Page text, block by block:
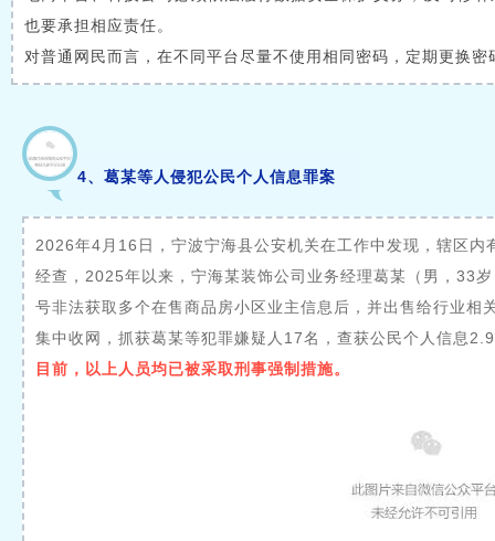
也要承担相应责任。
对普通网民而言，在不同平台尽量不使用相同密码，定期更换密
4、葛某等人侵犯公民个人信息罪案
2026年4月16日，宁波宁海县公安机关在工作中发现，辖区内
经查，2025年以来，宁海某装饰公司业务经理葛某（男，33
号非法获取多个在售商品房小区业主信息后，并出售给行业相
集中收网，抓获葛某等犯罪嫌疑人17名，查获公民个人信息
目前，以上人员均已被采取刑事强制措施。